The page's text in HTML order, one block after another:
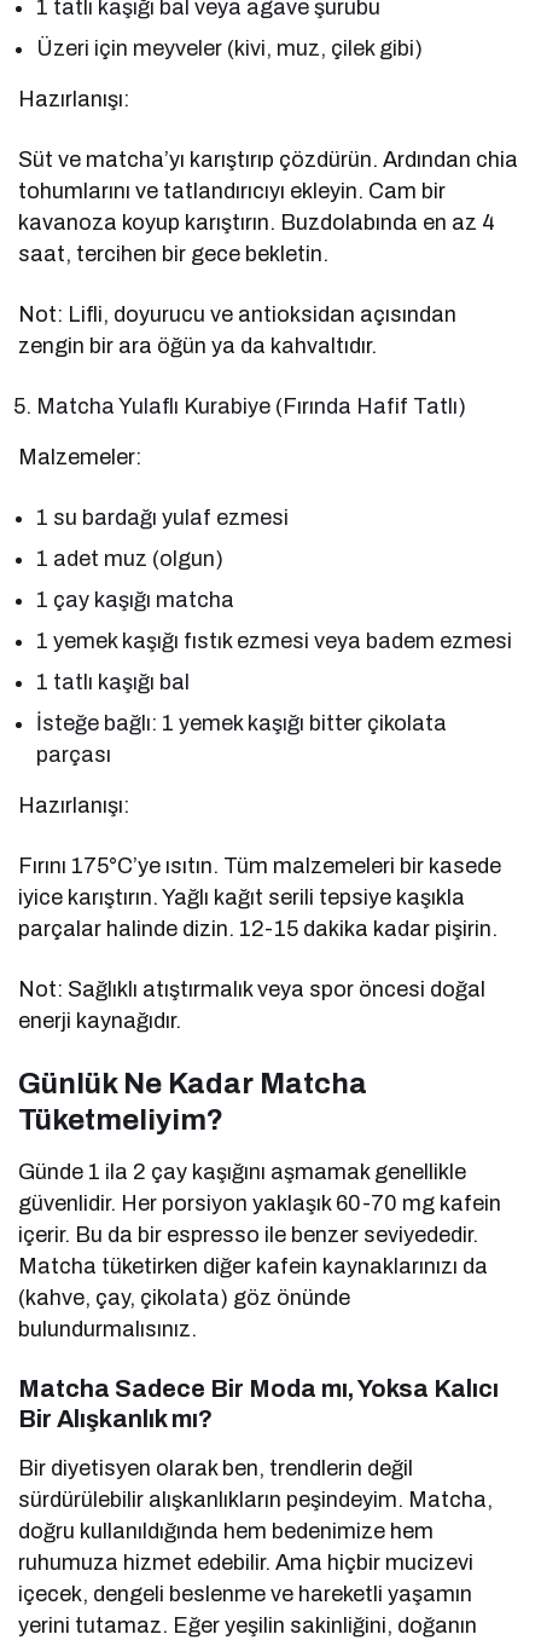
1 tatlı kaşığı bal veya agave şurubu
Üzeri için meyveler (kivi, muz, çilek gibi)
Hazırlanışı:
Süt ve matcha’yı karıştırıp çözdürün. Ardından chia
tohumlarını ve tatlandırıcıyı ekleyin. Cam bir
kavanoza koyup karıştırın. Buzdolabında en az 4
saat, tercihen bir gece bekletin.
Not: Lifli, doyurucu ve antioksidan açısından
zengin bir ara öğün ya da kahvaltıdır.
Matcha Yulaflı Kurabiye (Fırında Hafif Tatlı)
Malzemeler:
1 su bardağı yulaf ezmesi
1 adet muz (olgun)
1 çay kaşığı matcha
1 yemek kaşığı fıstık ezmesi veya badem ezmesi
1 tatlı kaşığı bal
İsteğe bağlı: 1 yemek kaşığı bitter çikolata
parçası
Hazırlanışı:
Fırını 175°C’ye ısıtın. Tüm malzemeleri bir kasede
iyice karıştırın. Yağlı kağıt serili tepsiye kaşıkla
parçalar halinde dizin. 12-15 dakika kadar pişirin.
Not: Sağlıklı atıştırmalık veya spor öncesi doğal
enerji kaynağıdır.
Günlük Ne Kadar Matcha
Tüketmeliyim?
Günde 1 ila 2 çay kaşığını aşmamak genellikle
güvenlidir. Her porsiyon yaklaşık 60-70 mg kafein
içerir. Bu da bir espresso ile benzer seviyededir.
Matcha tüketirken diğer kafein kaynaklarınızı da
(kahve, çay, çikolata) göz önünde
bulundurmalısınız.
Matcha Sadece Bir Moda mı, Yoksa Kalıcı
Bir Alışkanlık mı?
Bir diyetisyen olarak ben, trendlerin değil
sürdürülebilir alışkanlıkların peşindeyim. Matcha,
doğru kullanıldığında hem bedenimize hem
ruhumuza hizmet edebilir. Ama hiçbir mucizevi
içecek, dengeli beslenme ve hareketli yaşamın
yerini tutamaz. Eğer yeşilin sakinliğini, doğanın